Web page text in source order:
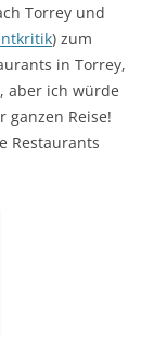
Torrey und
) zum
in Torrey,
aber ich würde
ganzen Reise!
Restaurants